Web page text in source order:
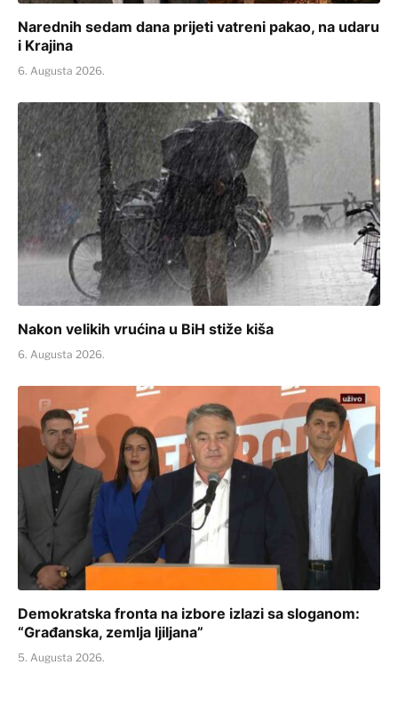
Narednih sedam dana prijeti vatreni pakao, na udaru
i Krajina
6. Augusta 2026.
Nakon velikih vrućina u BiH stiže kiša
6. Augusta 2026.
Demokratska fronta na izbore izlazi sa sloganom:
“Građanska, zemlja ljiljana”
5. Augusta 2026.